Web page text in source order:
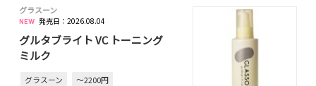
グラスーン
発売日：2026.08.04
グルタブライト VC トーニング
ミルク
グラスーン ～2200円